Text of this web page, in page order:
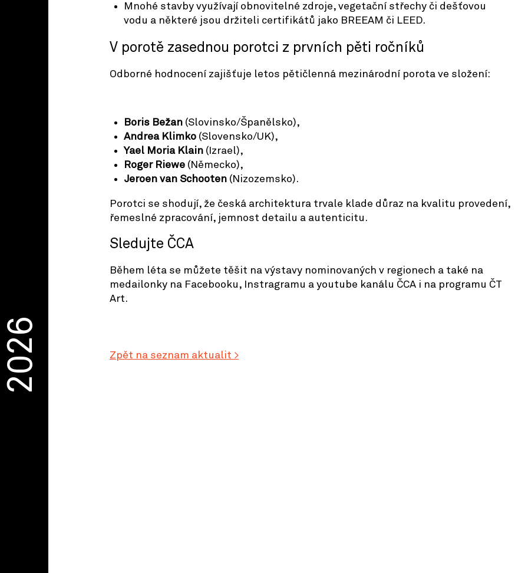
Mnohé stavby využívají obnovitelné zdroje, vegetační střechy či dešťovou
vodu a některé jsou držiteli certifikátů jako BREEAM či LEED.
V porotě zasednou porotci z prvních pěti ročníků
Odborné hodnocení zajišťuje letos pětičlenná mezinárodní porota ve složení:
Boris Bežan (Slovinsko/Španělsko),
Andrea Klimko (Slovensko/UK),
Yael Moria Klain (Izrael),
Roger Riewe (Německo),
Jeroen van Schooten (Nizozemsko).
Porotci se shodují, že česká architektura trvale klade důraz na kvalitu provedení,
řemeslné zpracování, jemnost detailu a autenticitu.
Sledujte ČCA
Během léta se můžete těšit na výstavy nominovaných v regionech a také na
medailonky na Facebooku, Instragramu a youtube kanálu ČCA i na programu ČT
Art.
Zpět na seznam aktualit >
2026